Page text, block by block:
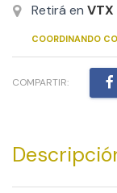
Retirá en VTX
COORDINANDO
COMPARTIR: